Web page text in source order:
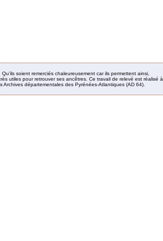
soient remerciés chaleureusement car ils permettent ainsi,
utiles pour retrouver ses ancêtres. Ce travail de relevé est réalisé à
départementales des Pyrénées-Atlantiques (AD 64).